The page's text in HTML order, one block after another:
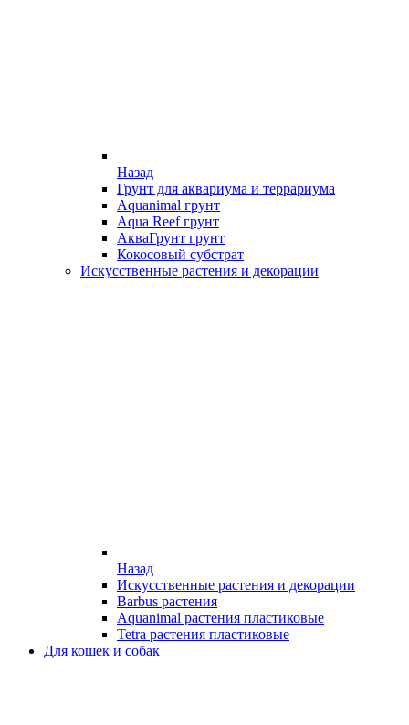
Назад
Грунт для аквариума и террариума
Aquanimal грунт
Aqua Reef грунт
АкваГрунт грунт
Кокосовый субстрат
Искусственные растения и декорации
Назад
Искусственные растения и декорации
Barbus растения
Aquanimal растения пластиковые
Tetra растения пластиковые
Для кошек и собак